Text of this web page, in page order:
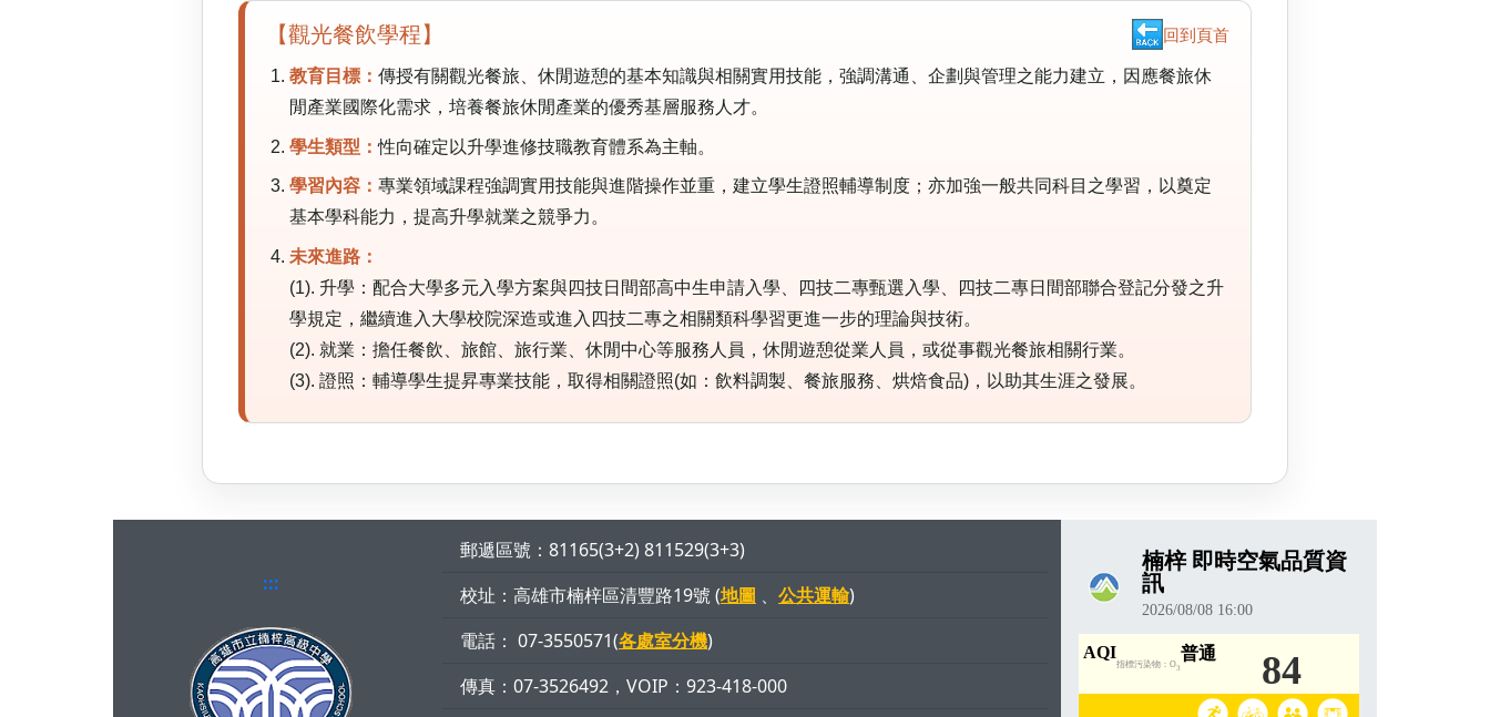
【觀光餐飲學程】 回到頁首
教育目標：傳授有關觀光餐旅、休閒遊憩的基本知識與相關實用技能，強調溝通、企劃與管理之能力建立，因應餐旅休
閒產業國際化需求，培養餐旅休閒產業的優秀基層服務人才。
學生類型：性向確定以升學進修技職教育體系為主軸。
學習內容：專業領域課程強調實用技能與進階操作並重，建立學生證照輔導制度；亦加強一般共同科目之學習，以奠定
基本學科能力，提高升學就業之競爭力。
未來進路：
(1). 升學：配合大學多元入學方案與四技日間部高中生申請入學、四技二專甄選入學、四技二專日間部聯合登記分發之升
學規定，繼續進入大學校院深造或進入四技二專之相關類科學習更進一步的理論與技術。
(2). 就業：擔任餐飲、旅館、旅行業、休閒中心等服務人員，休閒遊憩從業人員，或從事觀光餐旅相關行業。
(3). 證照：輔導學生提昇專業技能，取得相關證照(如：飲料調製、餐旅服務、烘焙食品)，以助其生涯之發展。
:::
郵遞區號：81165(3+2) 811529(3+3)
校址：高雄市楠梓區清豐路19號 (地圖 、 公共運輸)
電話： 07-3550571(各處室分機)
傳真：07-3526492，VOIP：923-418-000